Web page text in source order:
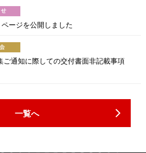
ージを公開しました
通知に際しての交付書面非記載事項
一覧へ